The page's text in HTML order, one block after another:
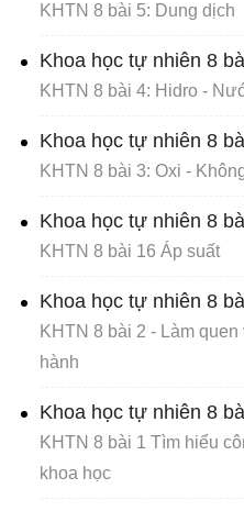
KHTN 8 bài 5: Dung dịch
Khoa học tự nhiên 8
KHTN 8 bài 4: Hidro -
Khoa học tự nhiên 8
KHTN 8 bài 3: Oxi -
Khoa học tự nhiên 8
KHTN 8 bài 16 Áp suất
Khoa học tự nhiên 8
KHTN 8 bài 2 - Làm
hành
Khoa học tự nhiên 8
KHTN 8 bài 1 Tìm hiểu
khoa học